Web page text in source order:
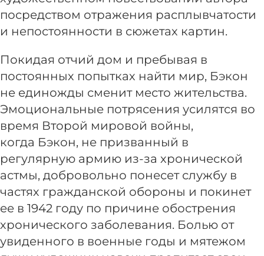
посредством отражения расплывчатости
и непостоянности в сюжетах картин.
Покидая отчий дом и пребывая в
постоянных попытках найти мир, Бэкон
не единожды сменит место жительства.
Эмоциональные потрясения усилятся во
время Второй мировой войны,
когда Бэкон, не призванный в
регулярную армию из-за хронической
астмы, добровольно понесет службу в
частях гражданской обороны и покинет
ее в 1942 году по причине обострения
хронического заболевания. Болью от
увиденного в военные годы и мятежом